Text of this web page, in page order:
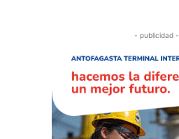
- publicidad -